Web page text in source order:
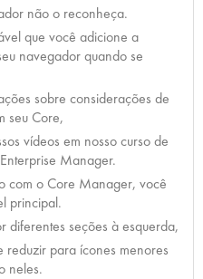
não o reconheça.
que você adicione a
navegador quando se
sobre considerações de
seu Core,
vídeos em nosso curso de
Manager.
com o Core Manager, você
principal.
diferentes seções à esquerda,
reduzir para ícones menores
neles.